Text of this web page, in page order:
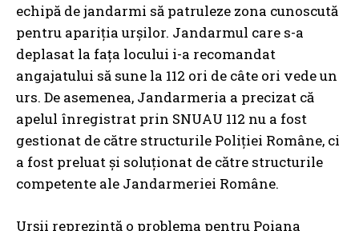
echipă de jandarmi să patruleze zona cunoscută
pentru apariția urșilor. Jandarmul care s-a
deplasat la fața locului i-a recomandat
angajatului să sune la 112 ori de câte ori vede un
urs. De asemenea, Jandarmeria a precizat că
apelul înregistrat prin SNUAU 112 nu a fost
gestionat de către structurile Poliției Române, ci
a fost preluat și soluționat de către structurile
competente ale Jandarmeriei Române.
Urșii reprezintă o problema pentru Poiana